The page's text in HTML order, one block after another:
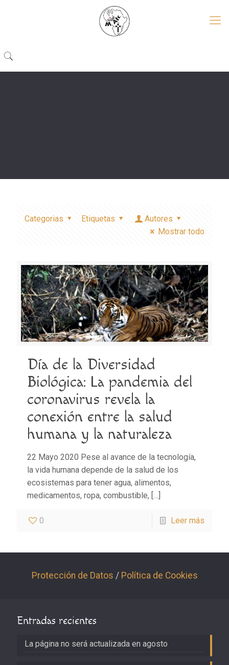
Categorias Etiquetas
Autores
Mostrar todo
Día de la Diversidad
Biológica: La pandemia del
coronavirus revela la
conexión entre la salud
humana y la naturaleza
22 Mayo 2020 Pese al avance de la tecnología,
la vida humana depende de la salud de los
ecosistemas para tener agua, alimentos,
medicamentos, ropa, combustible, […]
0 Leer más
Protección de Datos / Política de Cookies
Entradas recientes
La página no será actualizada en agosto